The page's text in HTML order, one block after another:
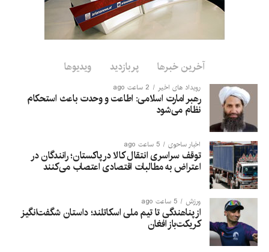
با این حال، این سه کشور به‌طور ویژه نسبت به مواضع نظامی فزاینده
تهاجمی اسرائیل و همچنین ایرانِ شیعه با گرایش انقلابی ابراز نگرانی
مهار ناآرامی‌های منطقه‌ای با چالش روبه‌رو است.
آخرین خبرها پربازدید ویدیوها
رویداد های اخیر 2 ساعت ago
رهبر امارت اسلامی: اطاعت و وحدت باعث استحکام
نظام می‌شود
اخبار ساحوی 5 ساعت ago
توقف سراسری انتقال کالا در پاکستان؛ رانندگان در
اعتراض به مطالبات اقتصادی اعتصاب می‌کنند
ورزش 5 ساعت ago
از پناهندگی تا تیم ملی اسکاتلند؛ داستان شگفت‌انگیز
کریکت‌باز افغان